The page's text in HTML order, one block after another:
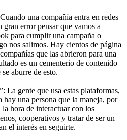
una compañía entra en redes
gran error pensar que vamos a
para cumplir una campaña o
nos salimos. Hay cientos de página
que las abrieron para una
es un cementerio de contenido
aburre de esto.
La gente que usa estas plataformas,
hay una persona que la maneja, por
la hora de interactuar con los
cooperativos y tratar de ser un
el interés en seguirte.